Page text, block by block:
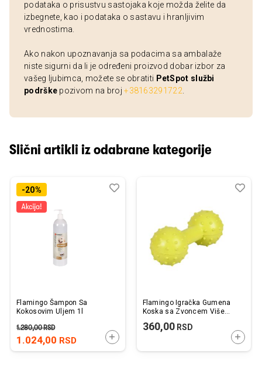
podataka o prisustvu sastojaka koje možda želite da
izbegnete, kao i podataka o sastavu i hranljivim
vrednostima.
Ako nakon upoznavanja sa podacima sa ambalaže
niste sigurni da li je određeni proizvod dobar izbor za
vašeg ljubimca, možete se obratiti PetSpot službi
podrške pozivom na broj+38163291722
Slični artikli iz odabrane kategorije
-20%
Flamingo Šampon Sa
Kokosovim Uljem 1l
1.024,00 RSD
1.280,00RSD
DODAJTE U KORPU
Dodaj
Uporedi
Flamingo Igračka Gumena
Koska sa Zvoncem Više
360,00RSD